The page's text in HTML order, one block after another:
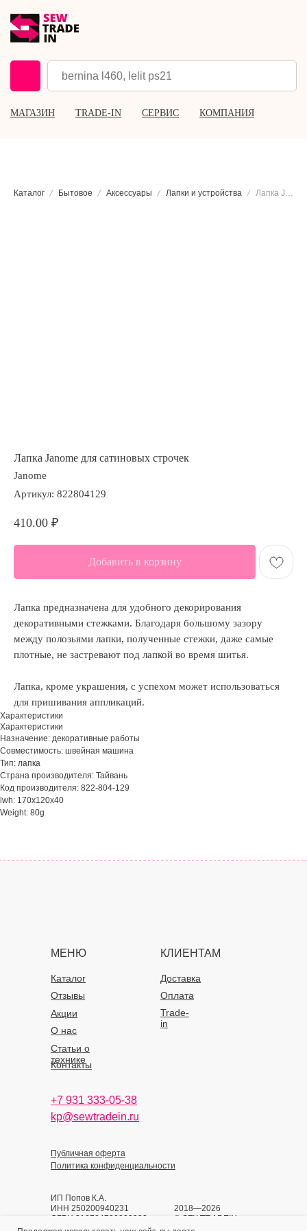
МАГАЗИН TRADE-IN СЕРВИС КОМПАНИЯ
Каталог Бытовое Аксессуары Лапки и устройства Лапка Janome для сатиновых строчек
Лапка Janome для сатиновых строчек
Janome
Артикул: 822804129
410.00 ₽
Добавить в корзину
Лапка предназначена для удобного декорирования
декоративными стежками. Благодаря большому зазору
между полозьями лапки, полученные стежки, даже самые
плотные, не застревают под лапкой во время шитья.
Лапка, кроме украшения, с успехом может использоваться
для пришивания аппликаций.
Характеристики
Характеристики
Назначение: декоративные работы
Совместимость: швейная машина
Тип: лапка
Страна производителя: Тайвань
Код производителя: 822-804-129
lwh: 170x120x40
Weight: 80g
МЕНЮ КЛИЕНТАМ
Каталог
О нас
Доставка
Статьи о
технике
Оплата
Отзывы
Акции
Контакты
Trade-
in
+7 931 333-05-38
kp@sewtradein.ru
ИП Попов К.А.
ИНН 250200940231
ОГРН 318784700393933
Политика конфиденциальности
Публичная оферта
2018—2026
© SEWTRADEIN